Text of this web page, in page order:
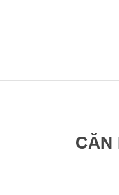
CĂN